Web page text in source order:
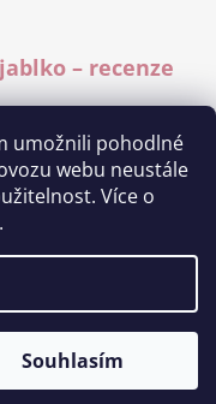
umožnili pohodlné
webu neustále
Více o
.
Souhlasím
– recenze
11.6.2026
práva vyhrazena.